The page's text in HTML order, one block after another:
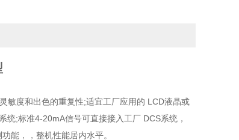
敏度和出色的重复性;适宜工厂应用的 LCD液晶或
;标准4-20mA信号可直接接入工厂 DCS系统，
能，，整机性能居内水平。